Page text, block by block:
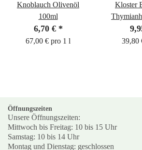
Knoblauch Olivenöl
100ml
6,70 € *
67,00 € pro 1 l
Kloster
39,80
Öffnungszeiten
Unsere Öffnungszeiten:
Mittwoch bis Freitag: 10 bis 15 Uhr
Samstag: 10 bis 14 Uhr
Montag und Dienstag: geschlossen